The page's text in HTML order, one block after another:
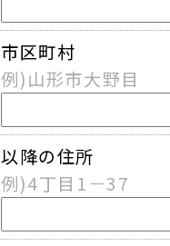
市区町村
例)山形市大野目
以降の住所
例)4丁目1－37